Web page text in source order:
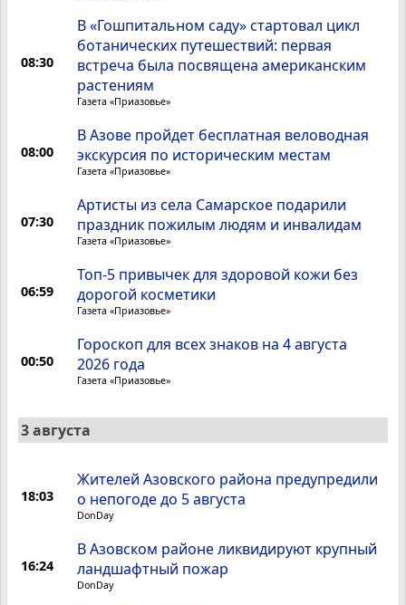
08:30
В «Гошпитальном саду» стартовал цикл
ботанических путешествий: первая
встреча была посвящена американским
растениям
Газета «Приазовье»
08:00
В Азове пройдет бесплатная веловодная
экскурсия по историческим местам
Газета «Приазовье»
07:30
Артисты из села Самарское подарили
праздник пожилым людям и инвалидам
Газета «Приазовье»
06:59
Топ-5 привычек для здоровой кожи без
дорогой косметики
Газета «Приазовье»
00:50
Гороскоп для всех знаков на 4 августа
2026 года
Газета «Приазовье»
3 августа
18:03
Жителей Азовского района предупредили
о непогоде до 5 августа
DonDay
16:24
В Азовском районе ликвидируют крупный
ландшафтный пожар
DonDay